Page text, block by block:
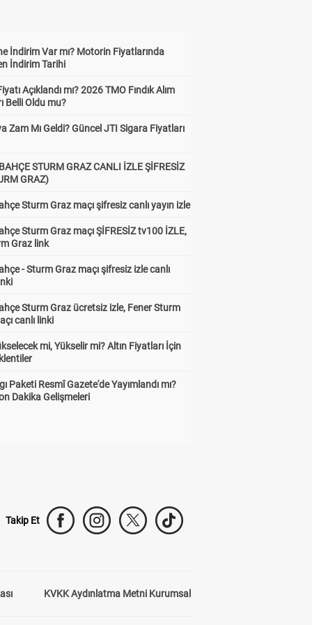
İndirim Var mı? Motorin Fiyatlarında
İndirim Tarihi
Açıklandı mı? 2026 TMO Fındık Alım
Belli Oldu mu?
Zam Mı Geldi? Güncel JTI Sigara Fiyatları
STURM GRAZ CANLI İZLE ŞİFRESİZ
GRAZ)
Sturm Graz maçı şifresiz canlı yayın izle
Sturm Graz maçı ŞİFRESİZ tv100 İZLE,
Graz link
- Sturm Graz maçı şifresiz izle canlı
Sturm Graz ücretsiz izle, Fener Sturm
canlı linki
mi, Yükselir mi? Altın Fiyatları İçin
Paketi Resmî Gazete'de Yayımlandı mı?
Dakika Gelişmeleri
Takip Et
KVKK Aydınlatma Metni Kurumsal